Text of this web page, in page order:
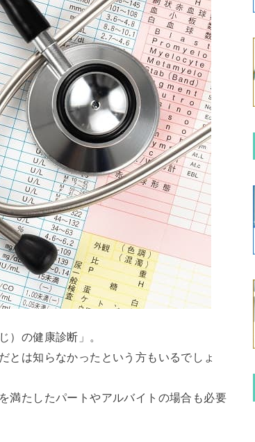
）の健康診断」。
とは知らなかったという方もいるでしょ
満たしたパートやアルバイトの場合も必要